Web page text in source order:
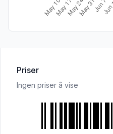
Priser
Ingen priser å vise